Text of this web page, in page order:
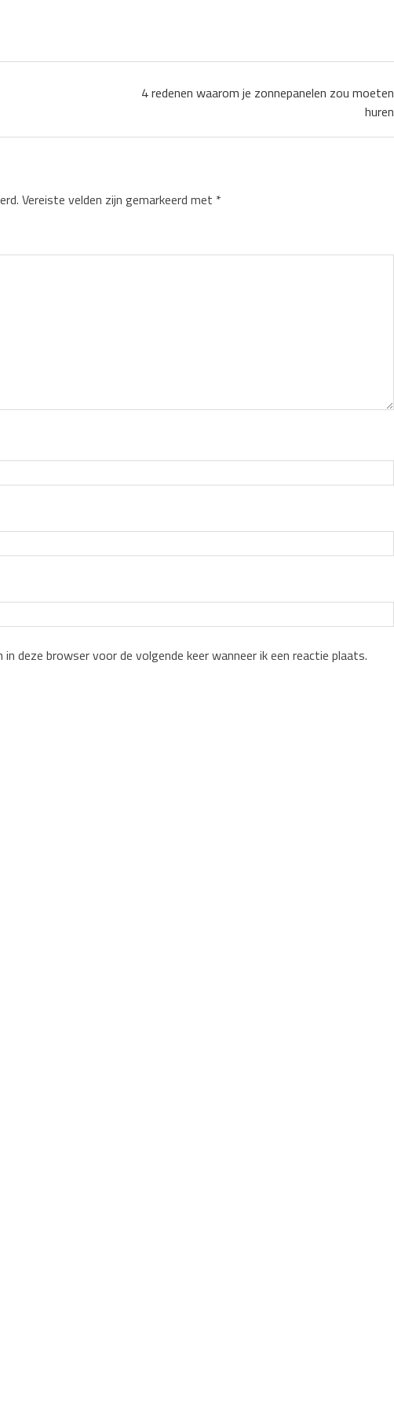
4 redenen waarom je zonnepanelen zou moeten
huren
Vereiste velden zijn gemarkeerd met *
deze browser voor de volgende keer wanneer ik een reactie plaats.